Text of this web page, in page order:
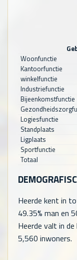
Woonfunctie
Kantoorfunctie
winkelfunctie
Industriefunctie
Bijeenkomstfunctie
Logiesfunctie
Standplaats
Ligplaats
Sportfunctie
Totaal
Heerde kent in
49.35% man en
Heerde valt in
5,560 inwoners.